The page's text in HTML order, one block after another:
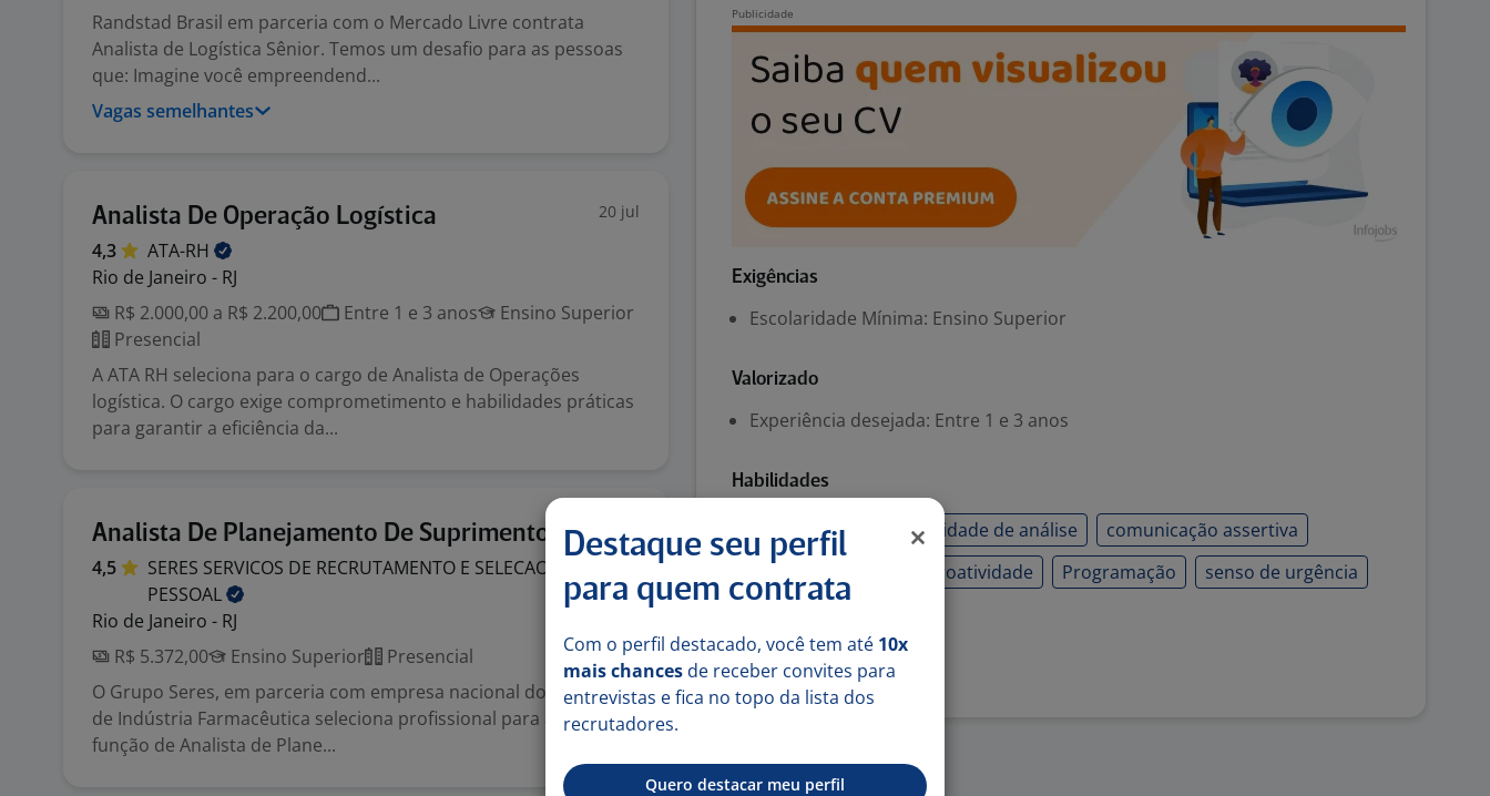
Randstad Brasil em parceria com o Mercado Livre contrata
Analista de Logística Sênior. Temos um desafio para as pessoas
que: Imagine você empreendend...
Vagas semelhantes
Analista De Operação Logística 20 jul
4,3
ATA-RH
Rio de Janeiro - RJ
R$ 2.000,00 a R$ 2.200,00
Entre 1 e 3 anos
Ensino Superior
Presencial
A ATA RH seleciona para o cargo de Analista de Operações
logística. O cargo exige comprometimento e habilidades práticas
para garantir a eficiência da...
Analista De Planejamento De Suprimentos Jr 29 jun
4,5
SERES SERVICOS DE RECRUTAMENTO E SELECAO DE
PESSOAL
Rio de Janeiro - RJ
R$ 5.372,00
Ensino Superior
Presencial
O Grupo Seres, em parceria com empresa nacional do segmento
de Indústria Farmacêutica seleciona profissional para atuar na
função de Analista de Plane...
Exigências
Escolaridade Mínima: Ensino Superior
Valorizado
Experiência desejada: Entre 1 e 3 anos
Habilidades
• Organização. Capacidade de análise
comunicação assertiva
Foco em resultado
Proatividade Programação senso de urgência
Denunciar vaga
Destaque seu perfil
para quem contrata
Com o perfil destacado, você tem até 10x
mais chances de receber convites para
entrevistas e fica no topo da lista dos
recrutadores.
Quero destacar meu perfil